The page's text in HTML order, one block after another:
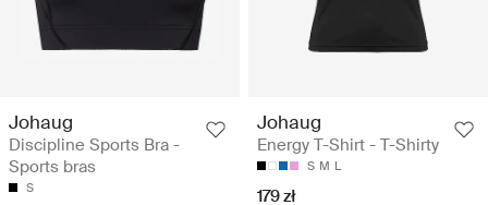
Johaug
Discipline Sports Bra -
Sports bras
S
Johaug
Energy T-Shirt - T-Shirty
S M L
179 zł